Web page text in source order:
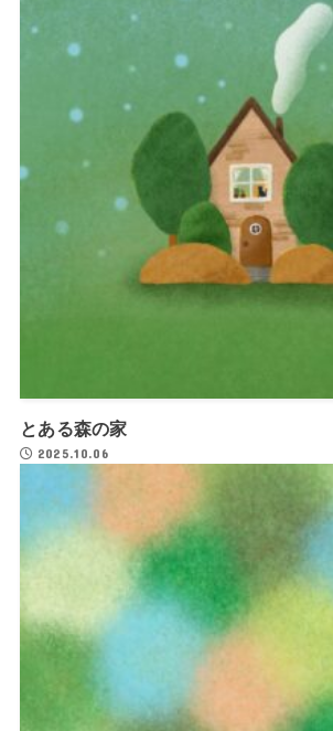
とある森の家
2025.10.06